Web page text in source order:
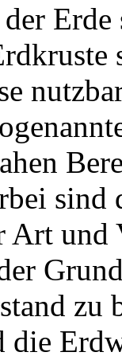
Erde
sind
Art und
zu